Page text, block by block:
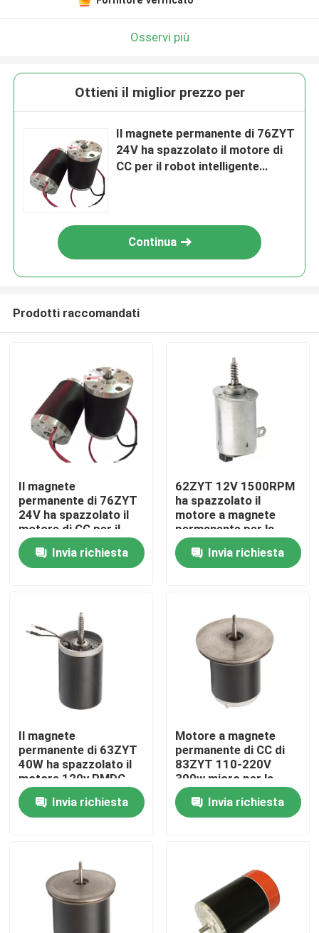
Casa
Prodotti
Circa noi
Giro della fabbrica
Controllo di qualità
Contattici
Motore del ventilatore CA
Motore a induzione CA monofase
Osservi più
Ottieni il miglior prezzo per
Il magnete permanente di 76ZYT
24V ha spazzolato il motore di
CC per il robot intelligente
Continua
Prodotti raccomandati
Il magnete
permanente di 76ZYT
24V ha spazzolato il
motore di CC per il
robot intelligente
dell'attrezzatura della
macchina
Invia richiesta
62ZYT 12V 1500RPM
ha spazzolato il
motore a magnete
permanente per la
valvola a farfalla del
motoreInvia richiesta
Il magnete
permanente di 63ZYT
40W ha spazzolato il
motore 120v PMDC
12V di CC per
l'azionatore elettrico
Invia richiesta
Motore a magnete
permanente di CC di
83ZYT 110-220V
300w micro per la
macchina della pallina
da tennisInvia richiesta